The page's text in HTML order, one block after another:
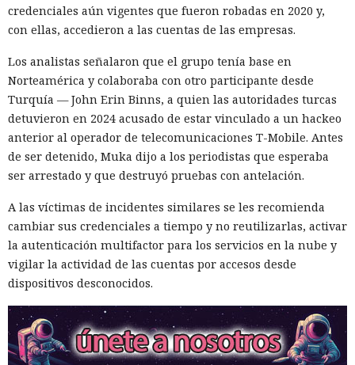
credenciales aún vigentes que fueron robadas en 2020 y,
con ellas, accedieron a las cuentas de las empresas.
Los analistas señalaron que el grupo tenía base en
Norteamérica y colaboraba con otro participante desde
Turquía — John Erin Binns, a quien las autoridades turcas
detuvieron en 2024 acusado de estar vinculado a un hackeo
anterior al operador de telecomunicaciones T-Mobile. Antes
de ser detenido, Muka dijo a los periodistas que esperaba
ser arrestado y que destruyó pruebas con antelación.
A las víctimas de incidentes similares se les recomienda
cambiar sus credenciales a tiempo y no reutilizarlas, activar
la autenticación multifactor para los servicios en la nube y
vigilar la actividad de las cuentas por accesos desde
dispositivos desconocidos.
La inteligencia artificial generativa rara vez convierte a los
animales parlantes en cuentos infantiles en personajes
femeninos. El análisis de 23.800 textos creados por seis
modelos lingüísticos mostró que solo el 2% de los
protagonistas recibieron género femenino. El 41% de los
personajes resultaron masculinos, y en el 57% restante los
neutrales.
El estudio fue realizado por especialistas de la Universidad
de Washington. Los resultados se presentaron el 25 de junio
de 2026 en la conferencia de ACM sobre equidad,
responsabilidad y transparencia en Montreal.
El trabajo continuó un proyecto previo dedicado al género
de los animales en libros infantiles populares. Entonces los